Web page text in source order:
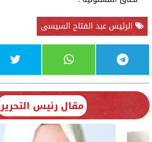
الرئيس عبد الفتاح السيسى
مقال رئيس التحرير